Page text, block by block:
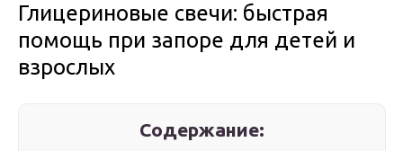
Глицериновые свечи: быстрая
помощь при запоре для детей и
взрослых
Содержание: